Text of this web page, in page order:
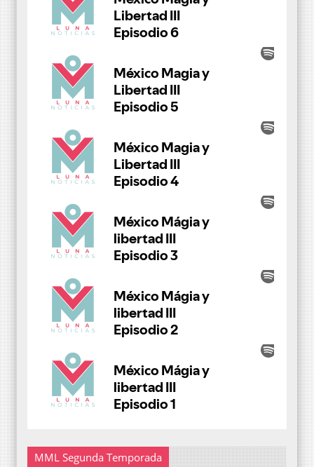
MML Segunda Temporada